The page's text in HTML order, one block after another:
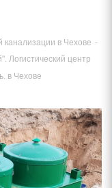
в Чехове -
Логистический центр
в Чехове